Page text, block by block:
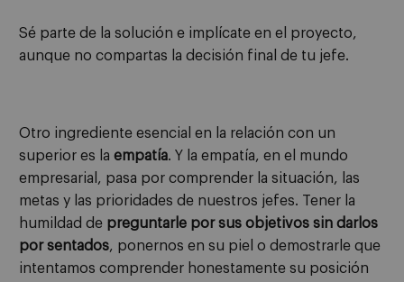
Sé parte de la solución e implícate en el proyecto,
aunque no compartas la decisión final de tu jefe.
Otro ingrediente esencial en la relación con un
superior es la empatía. Y la empatía, en el mundo
empresarial, pasa por comprender la situación, las
metas y las prioridades de nuestros jefes. Tener la
humildad de preguntarle por sus objetivos sin darlos
por sentados, ponernos en su piel o demostrarle que
intentamos comprender honestamente su posición